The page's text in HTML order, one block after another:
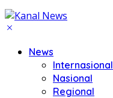
News
Internasional
Nasional
Regional